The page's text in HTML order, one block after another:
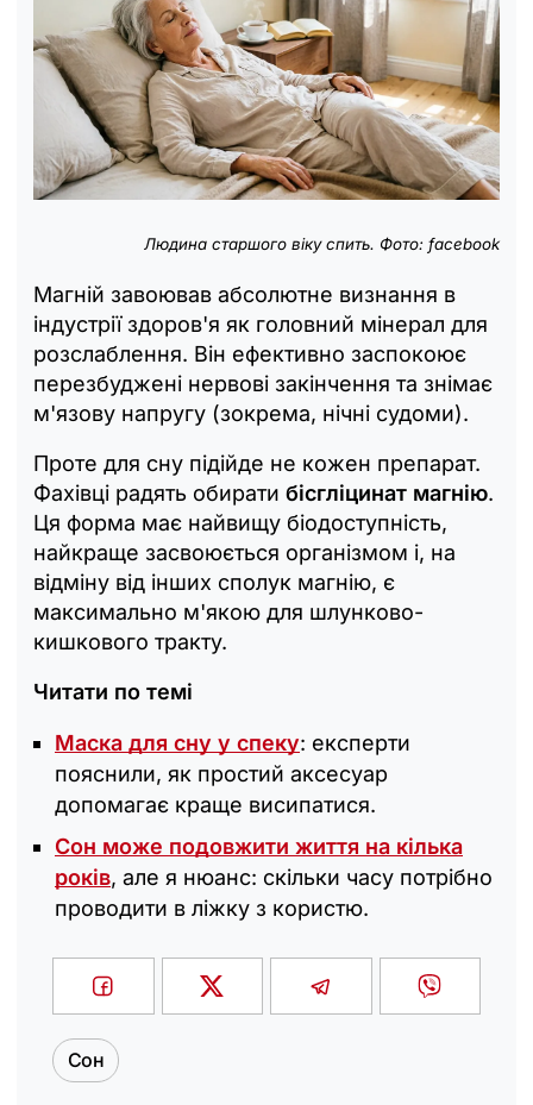
Людина старшого віку спить. Фото: facebook
Магній завоював абсолютне визнання в
індустрії здоров'я як головний мінерал для
розслаблення. Він ефективно заспокоює
перезбуджені нервові закінчення та знімає
м'язову напругу (зокрема, нічні судоми).
Проте для сну підійде не кожен препарат.
Фахівці радять обирати бісгліцинат магнію.
Ця форма має найвищу біодоступність,
найкраще засвоюється організмом і, на
відміну від інших сполук магнію, є
максимально м'якою для шлунково-
кишкового тракту.
Читати по темі
Маска для сну у спеку: експерти
пояснили, як простий аксесуар
допомагає краще висипатися.
Сон може подовжити життя на кілька
років, але я нюанс: скільки часу потрібно
проводити в ліжку з користю.
Сон